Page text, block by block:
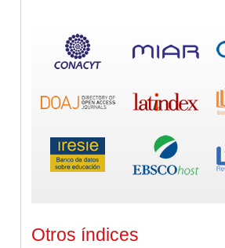
Otros índices